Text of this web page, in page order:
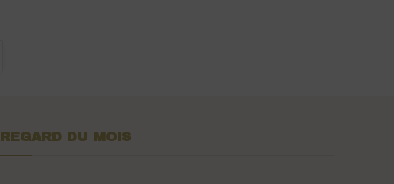
REGARD DU MOIS